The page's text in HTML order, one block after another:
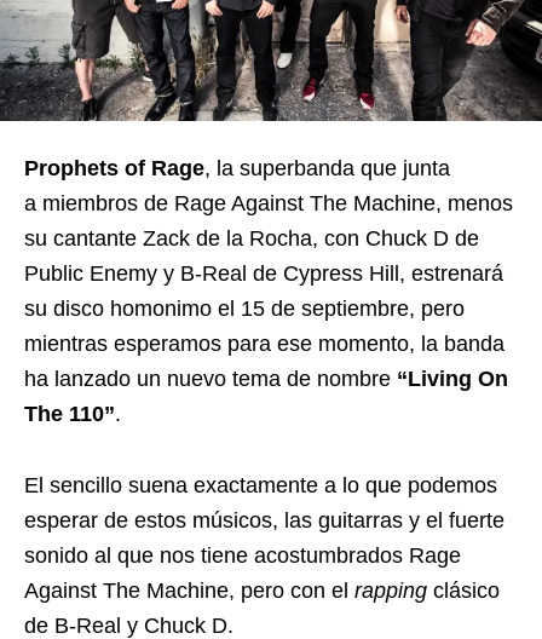
Prophets of Rage, la superbanda que junta
a miembros de Rage Against The Machine, menos
su cantante Zack de la Rocha, con Chuck D de
Public Enemy y B-Real de Cypress Hill, estrenará
su disco homonimo el 15 de septiembre, pero
mientras esperamos para ese momento, la banda
ha lanzado un nuevo tema de nombre “Living On
The 110”.
El sencillo suena exactamente a lo que podemos
esperar de estos músicos, las guitarras y el fuerte
sonido al que nos tiene acostumbrados Rage
Against The Machine, pero con el rapping clásico
de B-Real y Chuck D.